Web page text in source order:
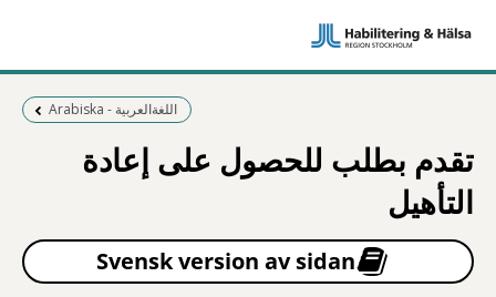
Föregående sida:
Arabiska - اللغةالعربية
تقدم بطلب للحصول على إعادة
التأهيل
Svensk version av sidan